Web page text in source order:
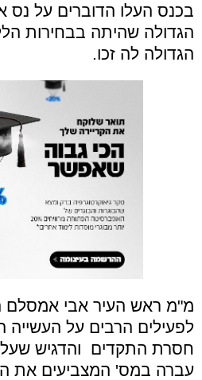
בכנס העלו הדוברים על
הגדולה שהיתה בבחירות
הגדולה לה זכו.
מ"מ ראש העיר אבי אמסלם
לפעילים הרבים על העשייה
חסרת התקדים והדגיש שעל
עברה במס' המצביעים את